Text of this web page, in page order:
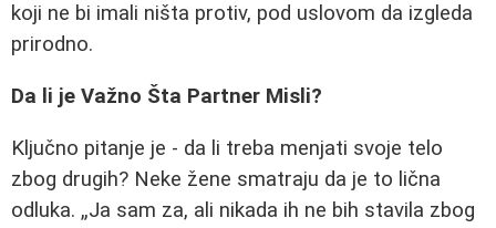
koji ne bi imali ništa protiv, pod uslovom da izgleda
prirodno.
Da li je Važno Šta Partner Misli?
Ključno pitanje je - da li treba menjati svoje telo
zbog drugih? Neke žene smatraju da je to lična
odluka.
Ja sam za, ali nikada ih ne bih stavila zbog